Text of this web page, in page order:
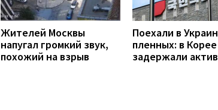
Жителей Москвы
напугал громкий звук,
похожий на взрыв
Поехали в
пленных: в Корее
задержали